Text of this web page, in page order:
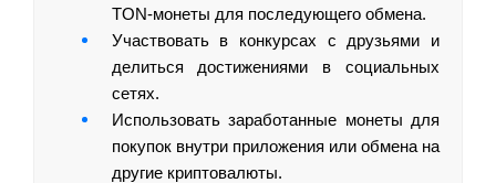
TON-монеты для последующего обмена.
Участвовать в конкурсах с друзьями и
делиться достижениями в социальных
сетях.
Использовать заработанные монеты для
покупок внутри приложения или обмена на
другие криптовалюты.